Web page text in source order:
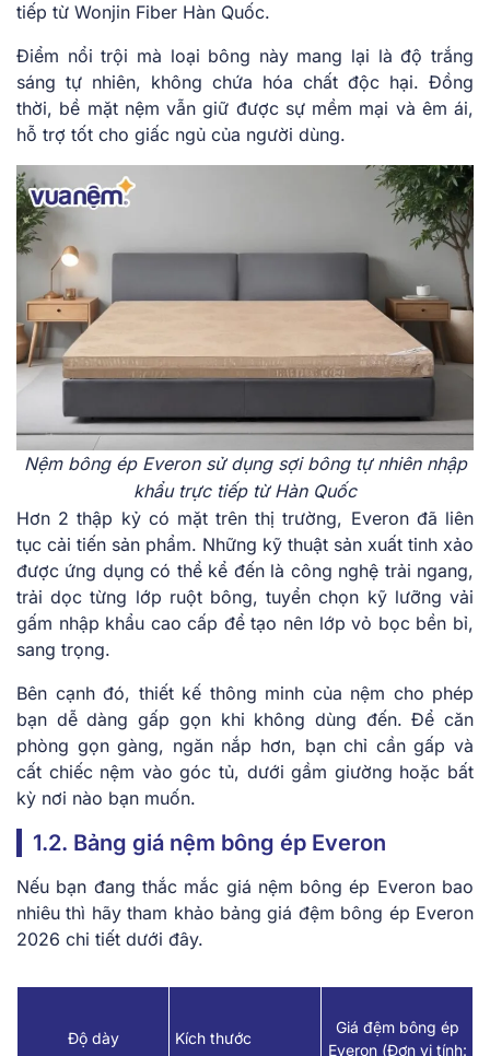
tiếp từ Wonjin Fiber Hàn Quốc.
Điểm nổi trội mà loại bông này mang lại là độ trắng
sáng tự nhiên, không chứa hóa chất độc hại. Đồng
thời, bề mặt nệm vẫn giữ được sự mềm mại và êm ái,
hỗ trợ tốt cho giấc ngủ của người dùng.
Nệm bông ép Everon sử dụng sợi bông tự nhiên nhập
khẩu trực tiếp từ Hàn Quốc
Hơn 2 thập kỷ có mặt trên thị trường, Everon đã liên
tục cải tiến sản phẩm. Những kỹ thuật sản xuất tinh xảo
được ứng dụng có thể kể đến là công nghệ trải ngang,
trải dọc từng lớp ruột bông, tuyển chọn kỹ lưỡng vải
gấm nhập khẩu cao cấp để tạo nên lớp vỏ bọc bền bỉ,
sang trọng.
Bên cạnh đó, thiết kế thông minh của nệm cho phép
bạn dễ dàng gấp gọn khi không dùng đến. Để căn
phòng gọn gàng, ngăn nắp hơn, bạn chỉ cần gấp và
cất chiếc nệm vào góc tủ, dưới gầm giường hoặc bất
kỳ nơi nào bạn muốn.
1.2. Bảng giá nệm bông ép Everon
Nếu bạn đang thắc mắc giá nệm bông ép Everon bao
nhiêu thì hãy tham khảo bảng giá đệm bông ép Everon
2026 chi tiết dưới đây.
Độ dày Kích thước
Giá đệm bông ép
Everon (Đơn vị tính: